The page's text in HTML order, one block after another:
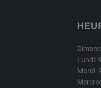
Lundi:
Mardi: